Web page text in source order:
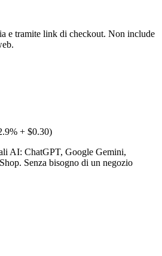
e tramite link di checkout. Non include
+ $0.30)
AI: ChatGPT, Google Gemini,
Senza bisogno di un negozio